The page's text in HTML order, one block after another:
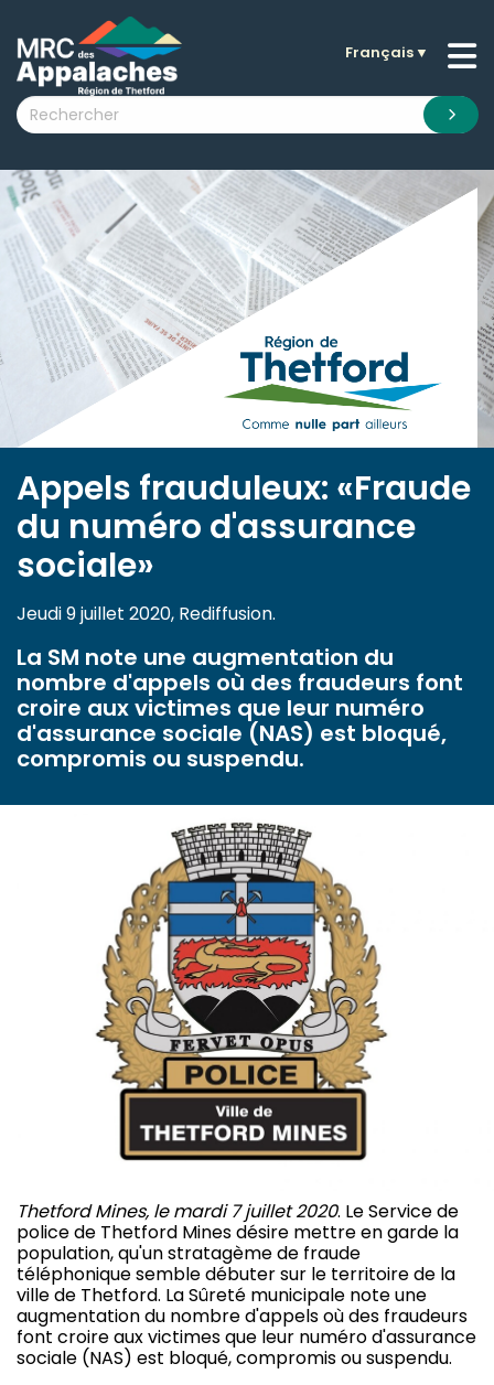
submenu (La MRC )
submenu (Citoyens )
submenu (Visiteurs )
submenu (Nouvelles )
submenu (Documentation )
Français▼
Appels frauduleux: «Fraude
du numéro d'assurance
sociale»
Jeudi 9 juillet 2020, Rediffusion.
La SM note une augmentation du
nombre d'appels où des fraudeurs font
croire aux victimes que leur numéro
d'assurance sociale (NAS) est bloqué,
compromis ou suspendu.
Thetford Mines, le mardi 7 juillet 2020. Le Service de
police de Thetford Mines désire mettre en garde la
population, qu'un stratagème de fraude
téléphonique semble débuter sur le territoire de la
ville de Thetford. La Sûreté municipale note une
augmentation du nombre d'appels où des fraudeurs
font croire aux victimes que leur numéro d'assurance
sociale (NAS) est bloqué, compromis ou suspendu.